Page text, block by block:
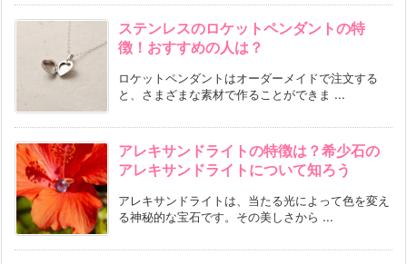
ステンレスのロケットペンダントの特
徴！おすすめの人は？
ロケットペンダントはオーダーメイドで注文する
と、さまざまな素材で作ることができま ...
アレキサンドライトの特徴は？希少石の
アレキサンドライトについて知ろう
アレキサンドライトは、当たる光によって色を変え
る神秘的な宝石です。その美しさから ...